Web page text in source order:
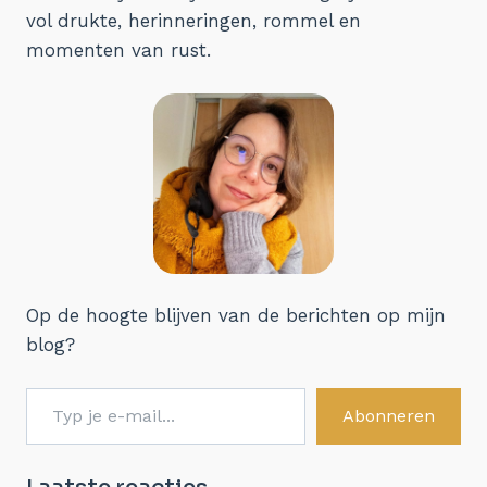
vol drukte, herinneringen, rommel en
momenten van rust.
Op de hoogte blijven van de berichten op mijn
blog?
Typ je e-mail...
Abonneren